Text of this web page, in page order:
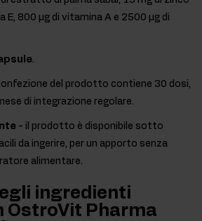
E, 800 µg di vitamina A e 2500 µg di
.
del prodotto contiene 30 dosi,
di integrazione regolare.
- il prodotto è disponibile sotto
da ingerire, per un apporto senza
alimentare.
ingredienti
OstroVit Pharma